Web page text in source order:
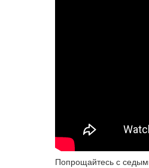
Попрощайтесь с